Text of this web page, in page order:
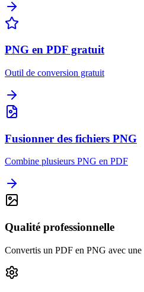
PNG en PDF gratuit
Outil de conversion gratuit
Fusionner des fichiers PNG
Combine plusieurs PNG en PDF
Qualité professionnelle
Convertis un PDF en PNG avec